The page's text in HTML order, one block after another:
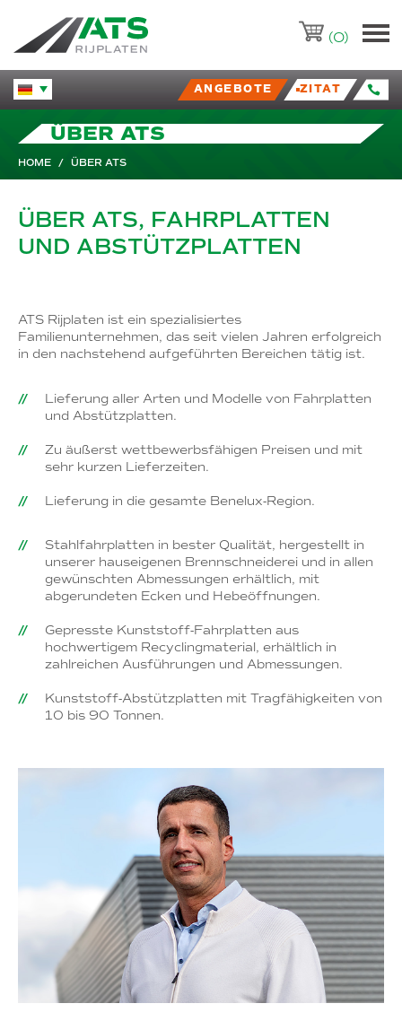
ATS-Trading.nl
(0)
Huidige taal veranderen.ANGEBOTE ZITAT
ÜBER ATS
HOME / ÜBER ATS
ÜBER ATS, FAHRPLATTEN
UND ABSTÜTZPLATTEN
ATS Rijplaten ist ein spezialisiertes
Familienunternehmen, das seit vielen Jahren erfolgreich
in den nachstehend aufgeführten Bereichen tätig ist.
Lieferung aller Arten und Modelle von Fahrplatten
und Abstützplatten.
Zu äußerst wettbewerbsfähigen Preisen und mit
sehr kurzen Lieferzeiten.
Lieferung in die gesamte Benelux-Region.
Stahlfahrplatten in bester Qualität, hergestellt in
unserer hauseigenen Brennschneiderei und in allen
gewünschten Abmessungen erhältlich, mit
abgerundeten Ecken und Hebeöffnungen.
Gepresste Kunststoff-Fahrplatten aus
hochwertigem Recyclingmaterial, erhältlich in
zahlreichen Ausführungen und Abmessungen.
Kunststoff-Abstützplatten mit Tragfähigkeiten von
10 bis 90 Tonnen.